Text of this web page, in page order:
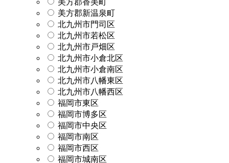
美方郡新温泉町
北九州市門司区
北九州市若松区
北九州市戸畑区
北九州市小倉北区
北九州市小倉南区
北九州市八幡東区
北九州市八幡西区
福岡市東区
福岡市博多区
福岡市中央区
福岡市南区
福岡市西区
福岡市城南区